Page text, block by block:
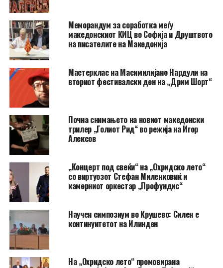
Меморандум за соработка меѓу
македонскиот КИЦ во Софија и Друштвото
на писателите на Македонија
Мастерклас на Масимилијано Нардули на
вториот фестивалски ден на „Дрим Шорт“
Почна снимањето на новиот македонски
трилер „Голиот Рид“ во режија на Игор
Алексов
„Концерт под свеќи“ на „Охридско лето“
со виртуозот Стефан Миленковиќ и
камерниот оркестар „Профундис“
Научен симпозиум во Крушево: Силен е
континуитетот на Илинден
На „Охридско лето“ промовирана